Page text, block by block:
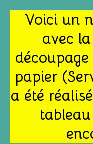
Voici un
avec
papier
a été